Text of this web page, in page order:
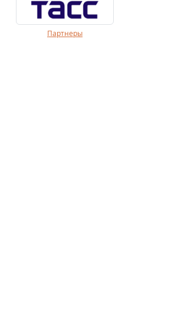
Партнеры